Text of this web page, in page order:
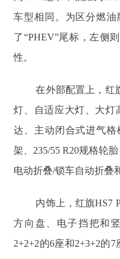
车型相同。为区分燃
了“PHEV”尾标，左侧
性。
在外部配置上，红
灯、自适应大灯、大灯
达、主动闭合式进气
架、235/55 R20规格轮
电动折叠/锁车自动折叠
内饰上，红旗HS7
方向盘、电子挡把和
2+2+2的6座和2+3+2的